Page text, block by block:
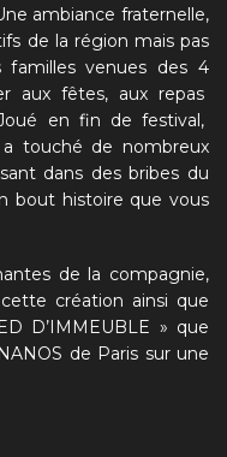
ambiance fraternelle,
de la région mais pas
familles venues des 4
aux fêtes, aux repas
en fin de festival,
a touché de nombreux
dans des bribes du
bout histoire que vous
de la compagnie,
création ainsi que
D’IMMEUBLE » que
de Paris sur une